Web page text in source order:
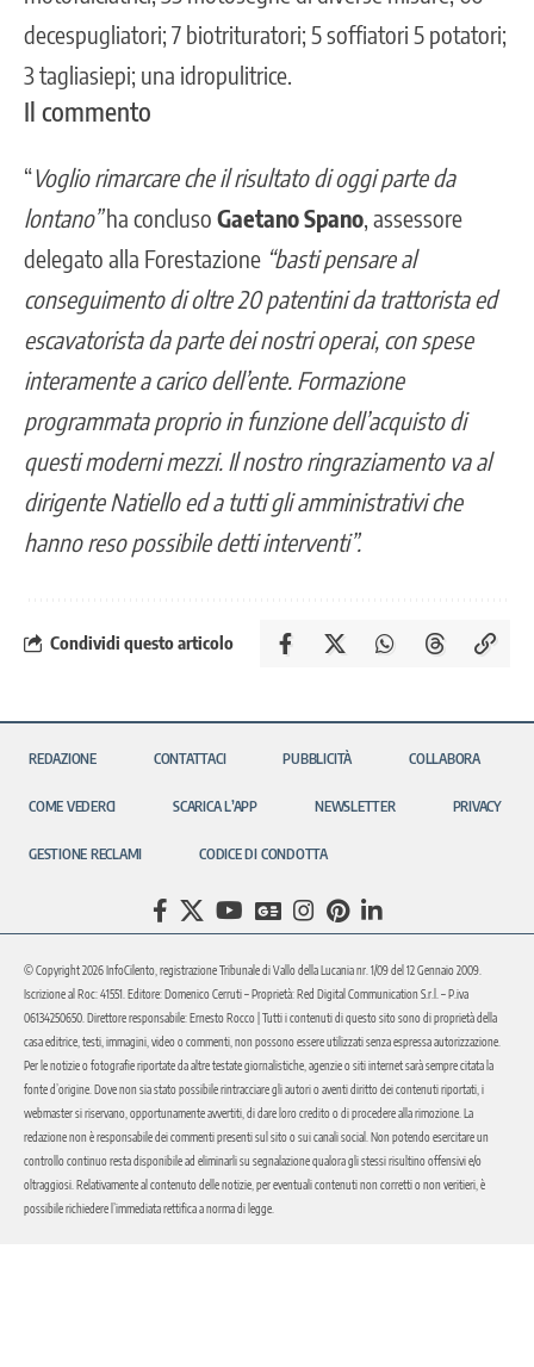
decespugliatori; 7 biotrituratori; 5 soffiatori 5 potatori;
3 tagliasiepi; una idropulitrice.
Il commento
“Voglio rimarcare che il risultato di oggi parte da
lontano”ha concluso Gaetano Spano , assessore
delegato alla Forestazione “basti pensare al
conseguimento di oltre 20 patentini da trattorista ed
escavatorista da parte dei nostri operai, con spese
interamente a carico dell’ente. Formazione
programmata proprio in funzione dell’acquisto di
questi moderni mezzi. Il nostro ringraziamento va al
dirigente Natiello ed a tutti gli amministrativi che
hanno reso possibile detti interventi”.
Condividi questo articolo
REDAZIONE CONTATTACI PUBBLICITÀ COLLABORA
COME VEDERCI SCARICA L’APP NEWSLETTER PRIVACY
GESTIONE RECLAMI CODICE DI CONDOTTA
© Copyright 2026 InfoCilento, registrazione Tribunale di Vallo della Lucania nr. 1/09 del 12 Gennaio 2009.
Iscrizione al Roc: 41551. Editore: Domenico Cerruti – Proprietà: Red Digital Communication S.r.l. – P.iva
06134250650. Direttore responsabile: Ernesto Rocco | Tutti i contenuti di questo sito sono di proprietà della
casa editrice, testi, immagini, video o commenti, non possono essere utilizzati senza espressa autorizzazione.
Per le notizie o fotografie riportate da altre testate giornalistiche, agenzie o siti internet sarà sempre citata la
fonte d’origine. Dove non sia stato possibile rintracciare gli autori o aventi diritto dei contenuti riportati, i
webmaster si riservano, opportunamente avvertiti, di dare loro credito o di procedere alla rimozione. La
redazione non è responsabile dei commenti presenti sul sito o sui canali social. Non potendo esercitare un
controllo continuo resta disponibile ad eliminarli su segnalazione qualora gli stessi risultino offensivi e/o
oltraggiosi. Relativamente al contenuto delle notizie, per eventuali contenuti non corretti o non veritieri, è
possibile richiedere l’immediata rettifica a norma di legge.